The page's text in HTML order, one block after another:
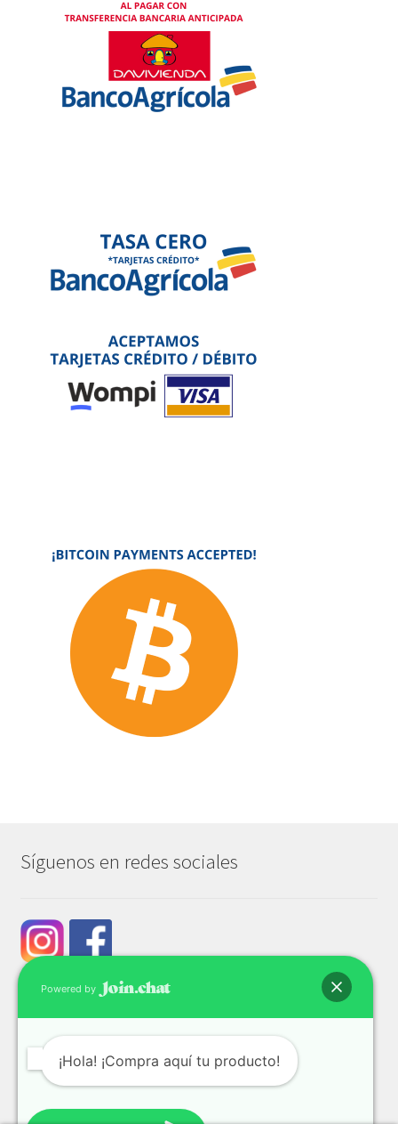
Síguenos en redes sociales
© Tech & Go 2026
Privacidad y seguridad
Construido con WooCommerce
Powered by
¡Hola! ¡Compra aquí tu producto!